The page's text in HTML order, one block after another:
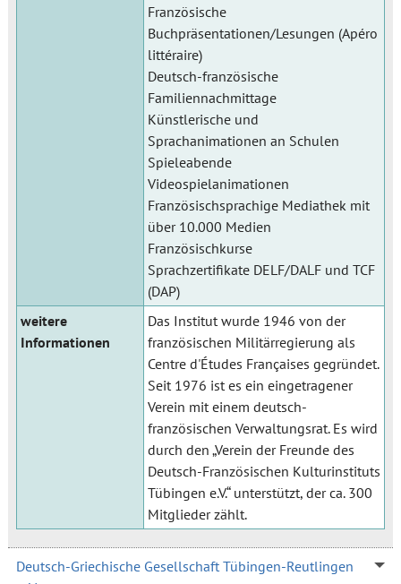
Französische
Buchpräsentationen/Lesungen (Apéro
littéraire)
Deutsch-französische
Familiennachmittage
Künstlerische und
Sprachanimationen an Schulen
Spieleabende
Videospielanimationen
Französischsprachige Mediathek mit
über 10.000 Medien
Französischkurse
Sprachzertifikate DELF/DALF und TCF
(DAP)
weitere
Informationen
Das Institut wurde 1946 von der
französischen Militärregierung als
Centre d'Études Françaises gegründet.
Seit 1976 ist es ein eingetragener
Verein mit einem deutsch-
französischen Verwaltungsrat. Es wird
durch den „Verein der Freunde des
Deutsch-Französischen Kulturinstituts
Tübingen e.V.“ unterstützt, der ca. 300
Mitglieder zählt.
Deutsch-Griechische Gesellschaft Tübingen-Reutlingen